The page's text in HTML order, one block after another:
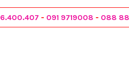
- 091 9719008 - 088